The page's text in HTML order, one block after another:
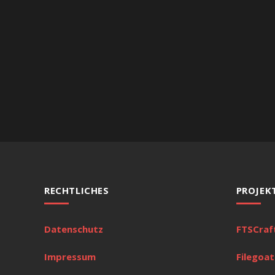
RECHTLICHES
Datenschutz
Impressum Filegoat